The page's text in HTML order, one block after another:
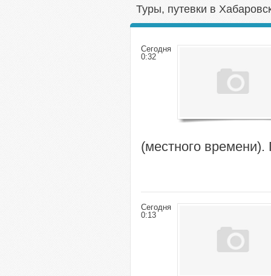
Туры, путевки в
Сегодня
0:32
(местного времени).
Сегодня
0:13